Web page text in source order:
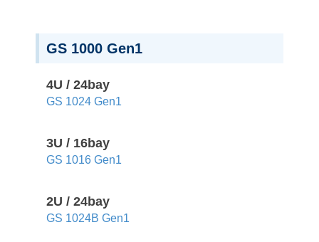
GS 1000 Gen1
4U / 24bay
GS 1024 Gen1
3U / 16bay
GS 1016 Gen1
2U / 24bay
GS 1024B Gen1